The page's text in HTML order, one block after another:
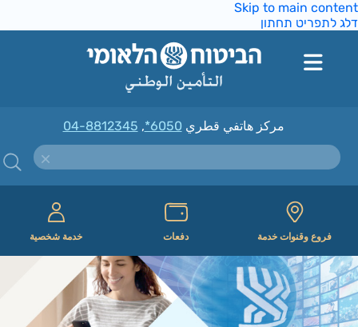
Skip to main
לתפריט תחתון
مركز هاتفي قطري*6050
,
04-8812345
فروع وقنوات خدمة دفعات خدمة شخصية